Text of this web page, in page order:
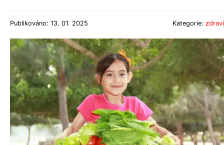
Publikováno: 13. 01. 2025 Kategorie: zdraví